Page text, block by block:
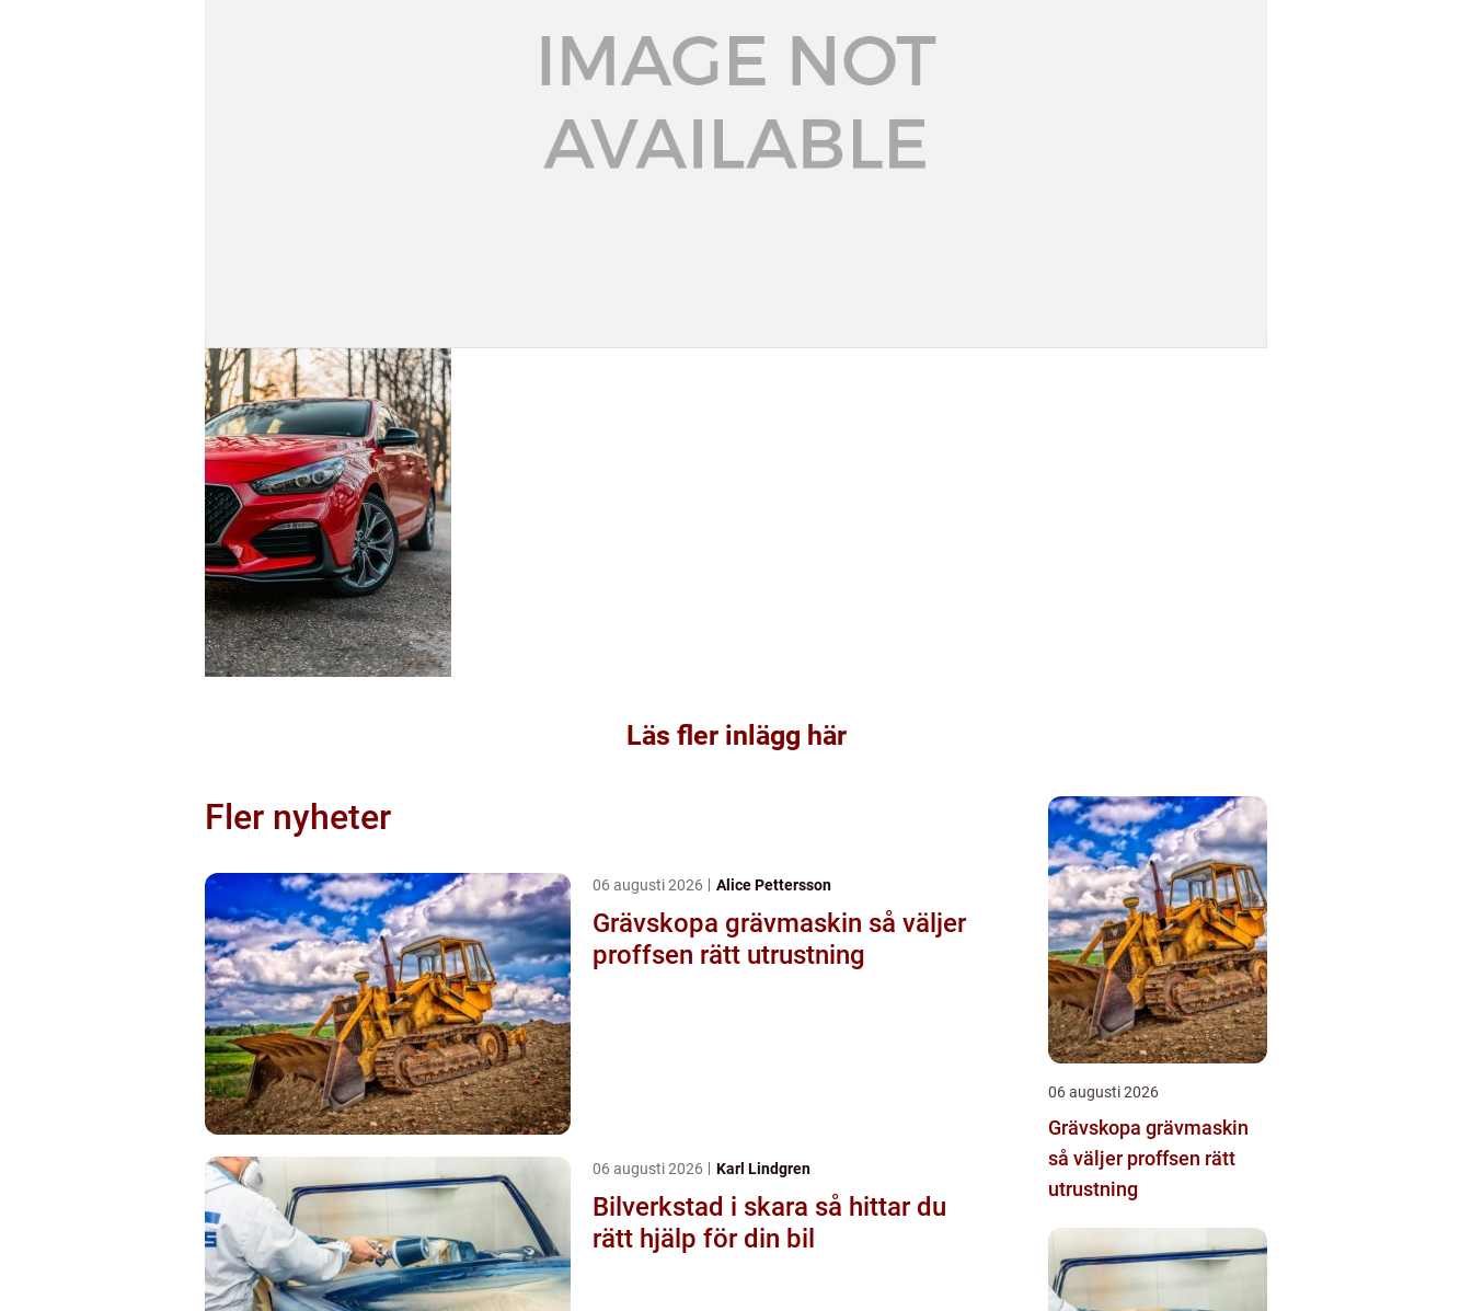
Läs fler inlägg här
Fler nyheter
06 augusti 2026 Alice Pettersson
Grävskopa grävmaskin så väljer
proffsen rätt utrustning
06 augusti 2026 Karl Lindgren
Bilverkstad i skara så hittar du
rätt hjälp för din bil
06 augusti 2026
Grävskopa grävmaskin
så väljer proffsen rätt
utrustning